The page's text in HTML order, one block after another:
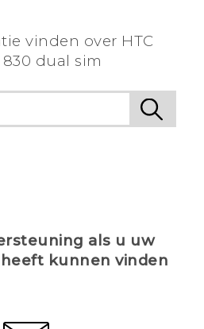
vinden over HTC
830 dual sim
als u uw
kunnen vinden